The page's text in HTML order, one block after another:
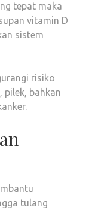
tepat maka
vitamin D
sistem
risiko
pilek, bahkan
tulang